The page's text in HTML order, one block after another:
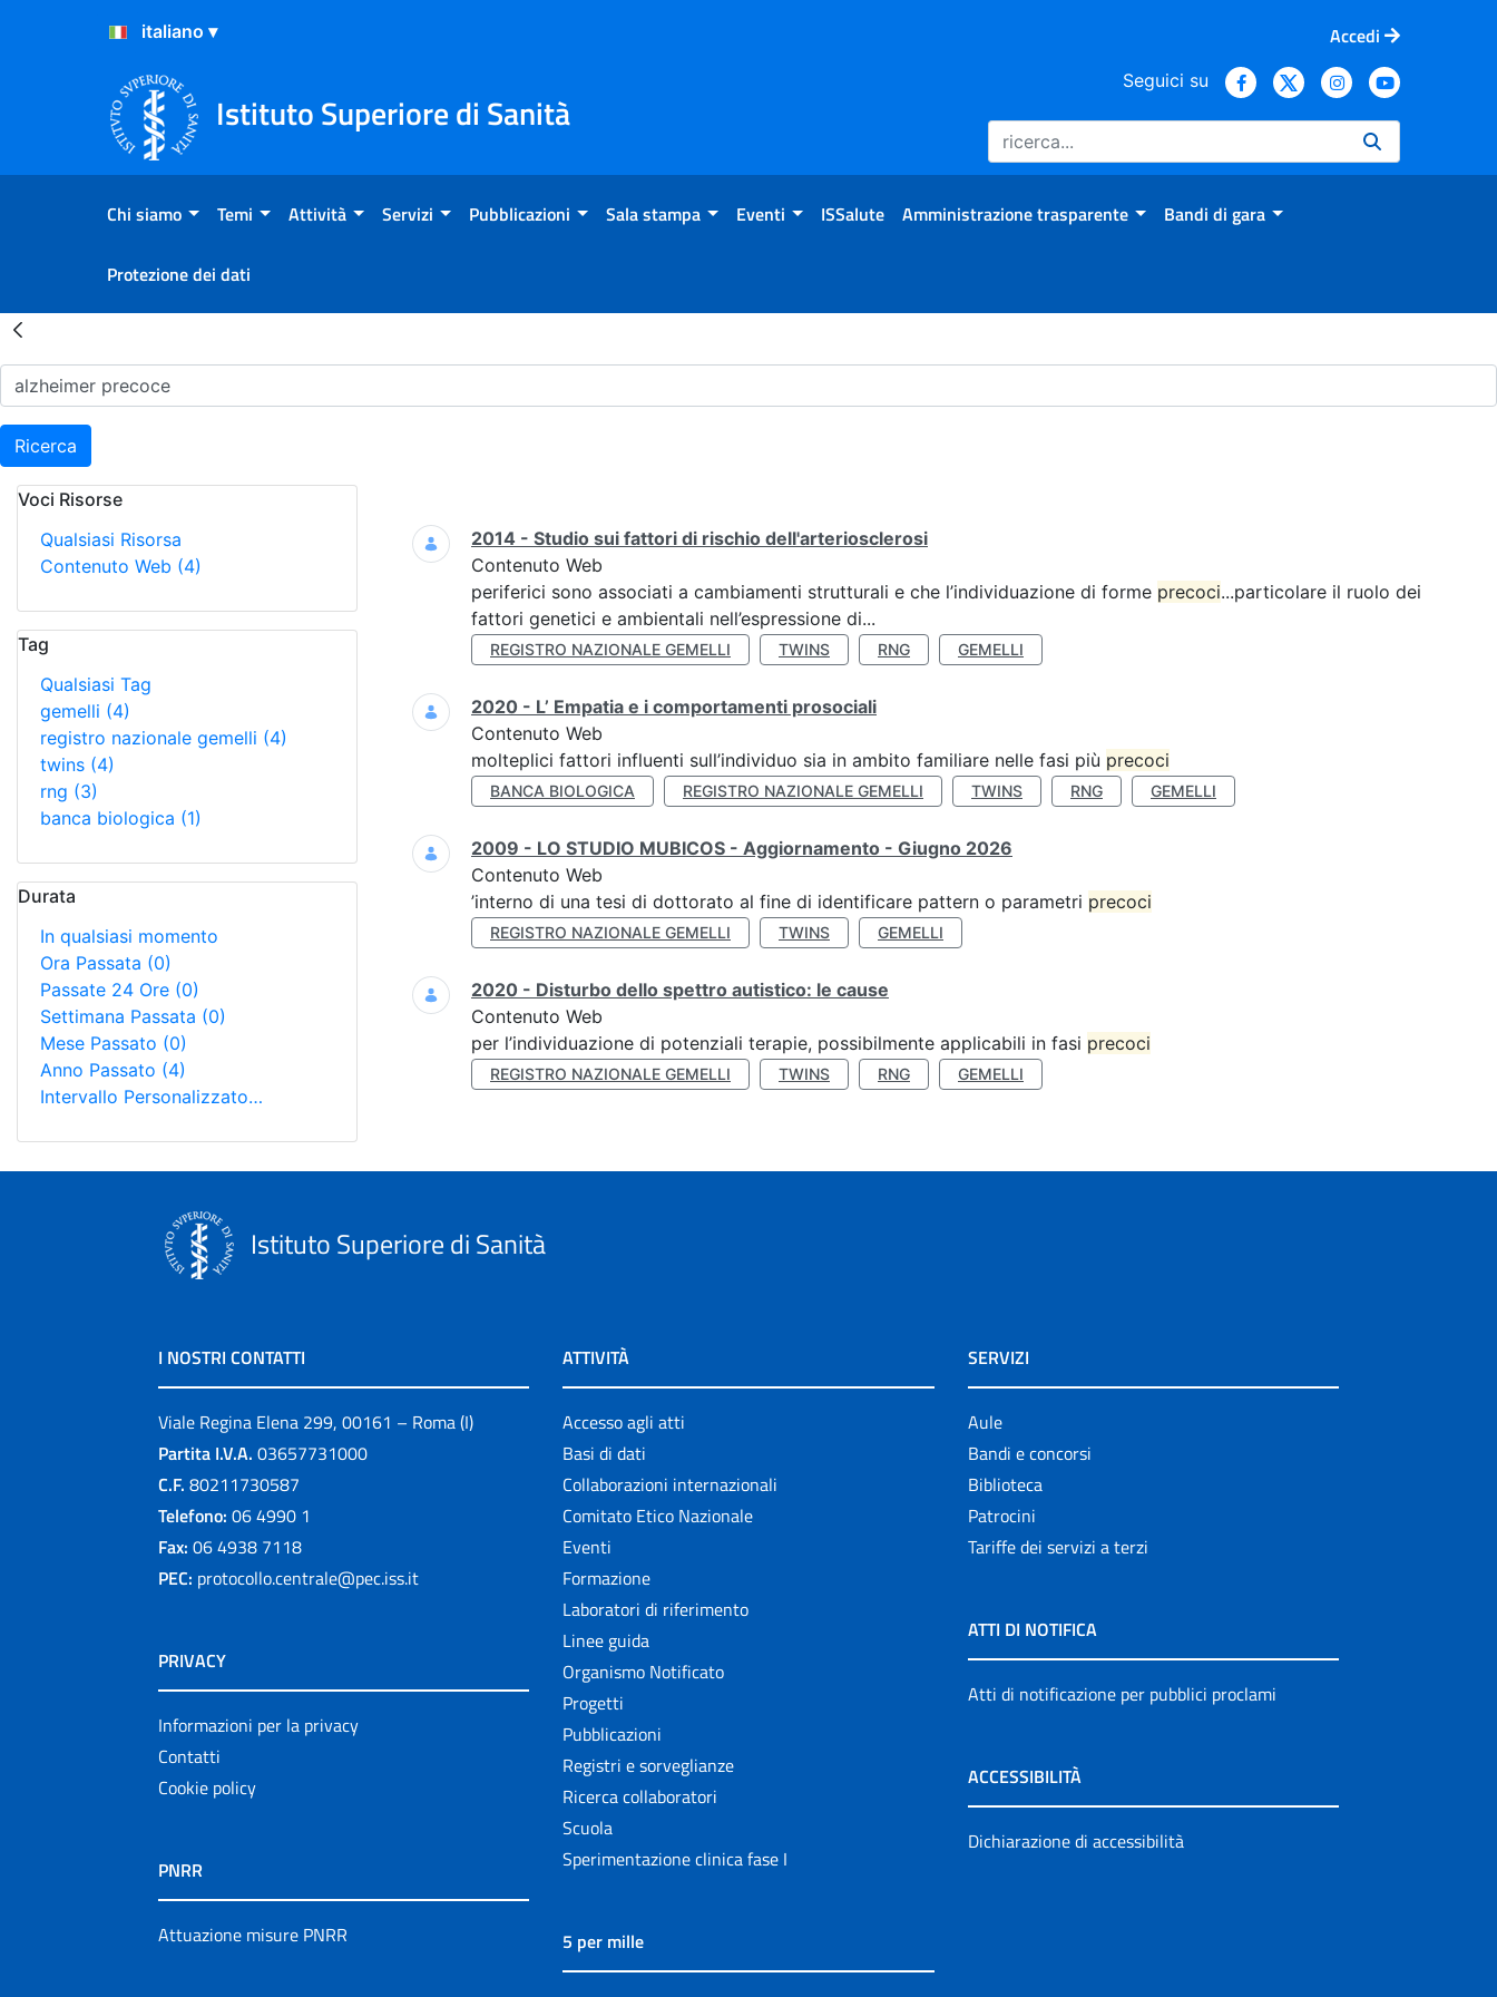
Salta al Contenuto
Salta al Footer
Accedi
Istituto Superiore di Sanità
Seguici su
Chi siamo Temi Attività Servizi Pubblicazioni Sala stampa Eventi ISSalute Amministrazione trasparente Bandi di gara
Protezione dei dati
Risultati della Ricerca - Home
Ricerca
Voci Risorse
Qualsiasi Risorsa
Contenuto Web (4)
Tag
Qualsiasi Tag
gemelli (4)
registro nazionale gemelli (4)
twins (4)
rng (3)
banca biologica (1)
Durata
In qualsiasi momento
Ora Passata (0)
Passate 24 Ore (0)
Settimana Passata (0)
Mese Passato (0)
Anno Passato (4)
Intervallo Personalizzato…
Ricerca
2014 - Studio sui fattori di rischio dell'arteriosclerosi
Contenuto Web
periferici sono associati a cambiamenti strutturali e che l’individuazione di forme precoci...particolare il ruolo dei
fattori genetici e ambientali nell’espressione di...
REGISTRO NAZIONALE GEMELLI TWINS RNG GEMELLI
2020 - L’ Empatia e i comportamenti prosociali
Contenuto Web
molteplici fattori influenti sull’individuo sia in ambito familiare nelle fasi più precoci
BANCA BIOLOGICA REGISTRO NAZIONALE GEMELLI TWINS RNG GEMELLI
2009 - LO STUDIO MUBICOS - Aggiornamento - Giugno 2026
Contenuto Web
’interno di una tesi di dottorato al fine di identificare pattern o parametri precoci
REGISTRO NAZIONALE GEMELLI TWINS GEMELLI
2020 - Disturbo dello spettro autistico: le cause
Contenuto Web
per l’individuazione di potenziali terapie, possibilmente applicabili in fasi precoci
REGISTRO NAZIONALE GEMELLI TWINS RNG GEMELLI
Istituto Superiore di Sanità
I NOSTRI CONTATTI
Viale Regina Elena 299, 00161 – Roma (I)
Partita I.V.A. 03657731000
C.F. 80211730587
Telefono: 06 4990 1
Fax: 06 4938 7118
PEC: protocollo.centrale@pec.iss.it
PRIVACY
Informazioni per la privacy
Contatti
Cookie policy
PNRR
Attuazione misure PNRR
ATTIVITÀ
Accesso agli atti
Basi di dati
Collaborazioni internazionali
Comitato Etico Nazionale
Eventi
Formazione
Laboratori di riferimento
Linee guida
Organismo Notificato
Progetti
Pubblicazioni
Registri e sorveglianze
Ricerca collaboratori
Scuola
Sperimentazione clinica fase I
5 per mille
SERVIZI
Aule
Bandi e concorsi
Biblioteca
Patrocini
Tariffe dei servizi a terzi
ATTI DI NOTIFICA
Atti di notificazione per pubblici proclami
ACCESSIBILITÀ
Dichiarazione di accessibilità